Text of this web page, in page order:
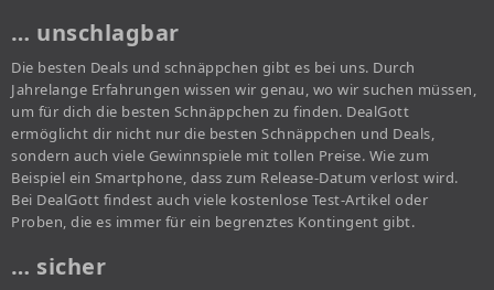
… unschlagbar
Die besten Deals und schnäppchen gibt es bei uns. Durch
Jahrelange Erfahrungen wissen wir genau, wo wir suchen müssen,
um für dich die besten Schnäppchen zu finden. DealGott
ermöglicht dir nicht nur die besten Schnäppchen und Deals,
sondern auch viele Gewinnspiele mit tollen Preise. Wie zum
Beispiel ein Smartphone, dass zum Release-Datum verlost wird.
Bei DealGott findest auch viele kostenlose Test-Artikel oder
Proben, die es immer für ein begrenztes Kontingent gibt.
… sicher